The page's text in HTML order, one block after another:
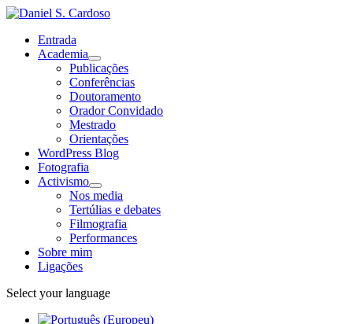
Entrada
Academia
Publicações
Conferências
Doutoramento
Orador Convidado
Mestrado
Orientações
WordPress Blog
Fotografia
Activismo
Nos media
Tertúlias e debates
Filmografia
Performances
Sobre mim
Ligações
Select your language